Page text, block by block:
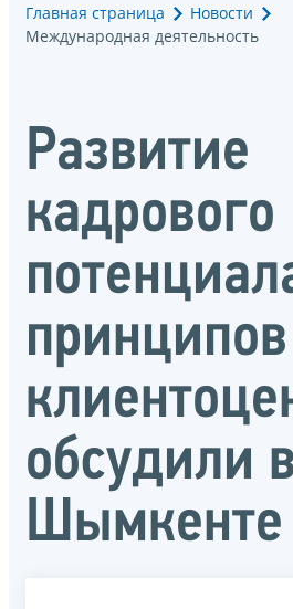
Главная страница
Новости
Международная деятельность
Развитие
кадрового
принципов
обсудили в
Шымкенте